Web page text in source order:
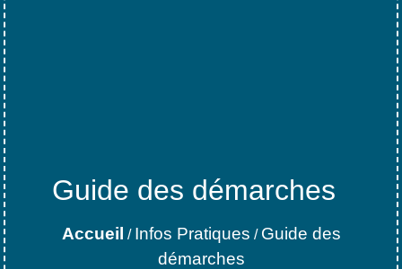
Guide des démarches
Accueil / Infos Pratiques / Guide des
démarches